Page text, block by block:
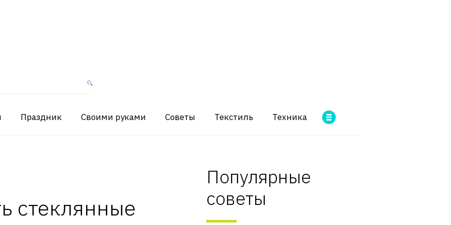
Праздник Своими руками Советы Текстиль Техника
стеклянные
Популярные
советы